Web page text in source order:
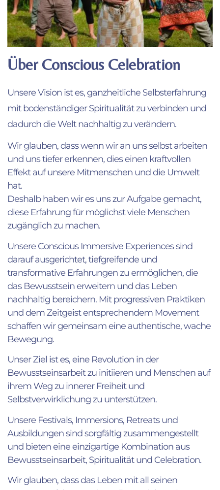
Über Conscious Celebration
Unsere Vision ist es, ganzheitliche Selbsterfahrung
mit bodenständiger Spiritualität zu verbinden und
dadurch die Welt nachhaltig zu verändern.
Wir glauben, dass wenn wir an uns selbst arbeiten
und uns tiefer erkennen, dies einen kraftvollen
Effekt auf unsere Mitmenschen und die Umwelt
hat.
Deshalb haben wir es uns zur Aufgabe gemacht,
diese Erfahrung für möglichst viele Menschen
zugänglich zu machen.
Unsere Conscious Immersive Experiences sind
darauf ausgerichtet, tiefgreifende und
transformative Erfahrungen zu ermöglichen, die
das Bewusstsein erweitern und das Leben
nachhaltig bereichern. Mit progressiven Praktiken
und dem Zeitgeist entsprechendem Movement
schaffen wir gemeinsam eine authentische, wache
Bewegung.
Unser Ziel ist es, eine Revolution in der
Bewusstseinsarbeit zu initiieren und Menschen auf
ihrem Weg zu innerer Freiheit und
Selbstverwirklichung zu unterstützen.
Unsere Festivals, Immersions, Retreats und
Ausbildungen sind sorgfältig zusammengestellt
und bieten eine einzigartige Kombination aus
Bewusstseinsarbeit, Spiritualität und Celebration.
Wir glauben, dass das Leben mit all seinen